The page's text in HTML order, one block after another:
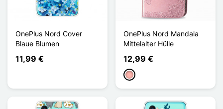
OnePlus Nord Cover
Blaue Blumen
11,99 €
OnePlus Nord Mandala
Mittelalter Hülle
12,99 €
Roségold